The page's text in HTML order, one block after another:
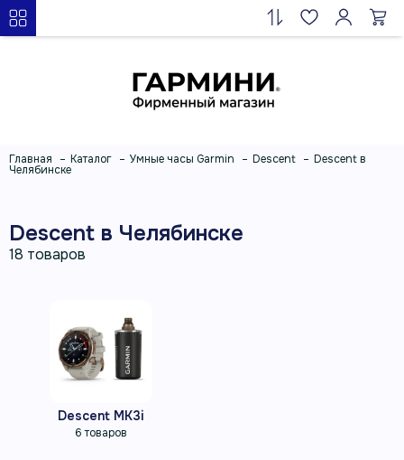
Главная Каталог Умные часы Garmin Descent Descent в
Челябинске
Descent в Челябинске
Descent MK3i
6 товаров